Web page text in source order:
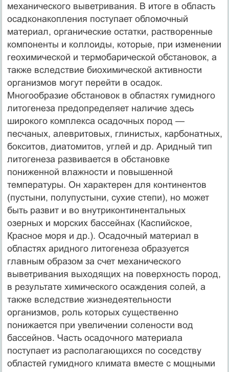
механического выветривания. В итоге в область
осадконакопления поступает обломочный
материал, органические остатки, растворенные
компоненты и коллоиды, которые, при изменении
геохимической и термобарической обстановок, а
также вследствие биохимической активности
организмов могут перейти в осадок.
Многообразие обстановок в областях гумидного
литогенеза предопределяет наличие здесь
широкого комплекса осадочных пород —
песчаных, алевритовых, глинистых, карбонатных,
бокситов, диатомитов, углей и др. Аридный тип
литогенеза развивается в обстановке
пониженной влажности и повышенной
температуры. Он характерен для континентов
(пустыни, полупустыни, сухие степи), но может
быть развит и во внутриконтинентальных
озерных и морских бассейнах (Каспийское,
Красное моря и др.). Осадочный материал в
областях аридного литогенеза образуется
главным образом за счет механического
выветривания выходящих на поверхность пород,
в результате химического осаждения солей, а
также вследствие жизнедеятельности
организмов, роль которых существенно
понижается при увеличении солености вод
бассейнов. Часть осадочного материала
поступает из располагающихся по соседству
областей гумидного климата вместе с мощными